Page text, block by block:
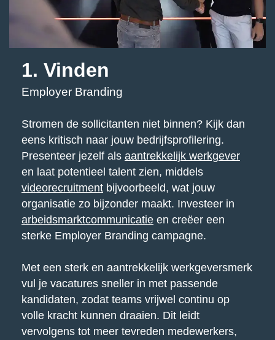
1. Vinden
Employer Branding
Stromen de sollicitanten niet binnen? Kijk dan
eens kritisch naar jouw bedrijfsprofilering.
Presenteer jezelf als aantrekkelijk werkgever
en laat potentieel talent zien, middels
videorecruitment bijvoorbeeld, wat jouw
organisatie zo bijzonder maakt. Investeer in
arbeidsmarktcommunicatie en creëer een
sterke Employer Branding campagne.
Met een sterk en aantrekkelijk werkgeversmerk
vul je vacatures sneller in met passende
kandidaten, zodat teams vrijwel continu op
volle kracht kunnen draaien. Dit leidt
vervolgens tot meer tevreden medewerkers,